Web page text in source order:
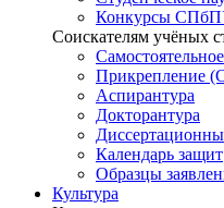
Конкурсы
Соискателям учёных
Прикрепление
Аспирантура
Докторантура
Календарь защит
Образцы
Культура